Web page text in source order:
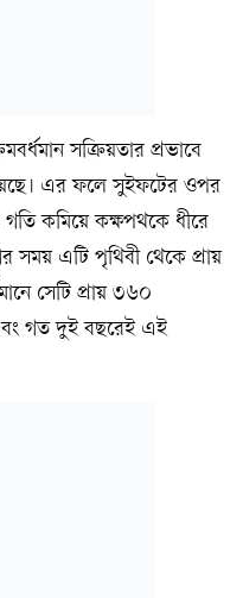
সক্রিয়তার প্রভাবে
এর ফলে সুইফটের ওপর
গতি কমিয়ে কক্ষপথকে ধীরে
সময় এটি পৃথিবী থেকে প্রায়
সেটি প্রায় ৩৬০
গত দুই বছরেই এই